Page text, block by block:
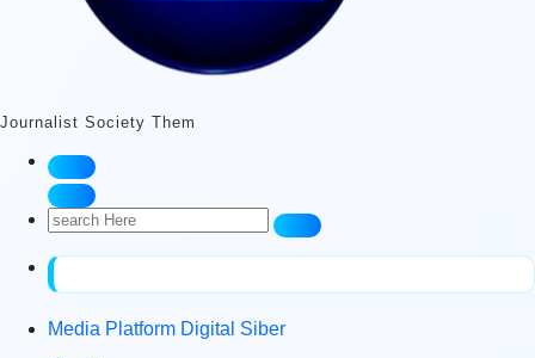
Journalist Society Them
Search
for:
Media Platform Digital Siber